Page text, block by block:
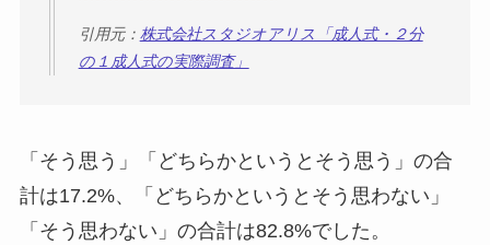
引用元： 株式会社スタジオアリス「成人式・２分
の１成人式の実際調査」
「そう思う」「どちらかというとそう思う」の合
計は17.2%、「どちらかというとそう思わない」
「そう思わない」の合計は82.8%でした。